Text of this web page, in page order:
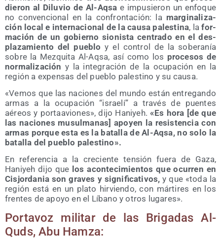
die­ron al Dilu­vio de Al-Aqsa e impu­sie­ron un enfo­que
no con­ven­cio­nal en la con­fron­ta­ción: la mar­gi­na­li­za­
ción local e inter­na­cio­nal de la cau­sa pales­ti­na, lafor­
ma­ción de un gobierno sio­nis­ta cen­tra­do en el des­
pla­za­mien­to del pue­blo y el con­trol de la sobe­ra­nía
sobre la Mez­qui­ta Al-Aqsa, así como los pro­ce­sos de
nor­ma­li­za­ción y la inte­gra­ción de la ocu­pa­ción en la
región a expen­sas del pue­blo pales­tino y su causa.
«Vemos que las nacio­nes del mun­do están entre­gan­do
armas a la ocu­pa­ción “israe­lí” a tra­vés de puen­tes
aéreos y por­ta­avio­nes», dijo Hani­yeh.«Es hora [de que
las nacio­nes musul­ma­nas] apo­yen la resis­ten­cia con
armas por­que esta es la bata­lla de Al-Aqsa, no solo la
bata­lla del pue­blo palestino».
En refe­ren­cia a la cre­cien­te ten­sión fue­ra de Gaza,
Hani­yeh dijo que los acon­te­ci­mien­tos que ocu­rren en
Cis­jor­da­nia son gra­ves y sig­ni­fi­ca­ti­vos, y que «toda la
región está en un pla­to hir­vien­do, con már­ti­res en los
fren­tes de apo­yo en el Líbano y otros lugares».
Por­ta­voz mili­tar de las Bri­ga­das Al-
Quds, Abu Hamza: